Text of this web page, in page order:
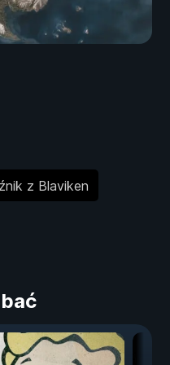
z Blaviken